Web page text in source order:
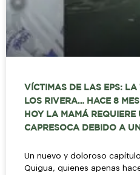
VÍCTIMAS DE LAS EPS:
LOS RIVERA… HACE 8
HOY LA MAMÁ REQUIERE
CAPRESOCA DEBIDO A
Un nuevo y doloroso
Quigua, quienes apenas